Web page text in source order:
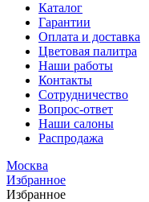
Каталог
Гарантии
Оплата и доставка
Цветовая палитра
Наши работы
Контакты
Сотрудничество
Вопрос-ответ
Наши салоны
Распродажа
Москва
Избранное
Избранное